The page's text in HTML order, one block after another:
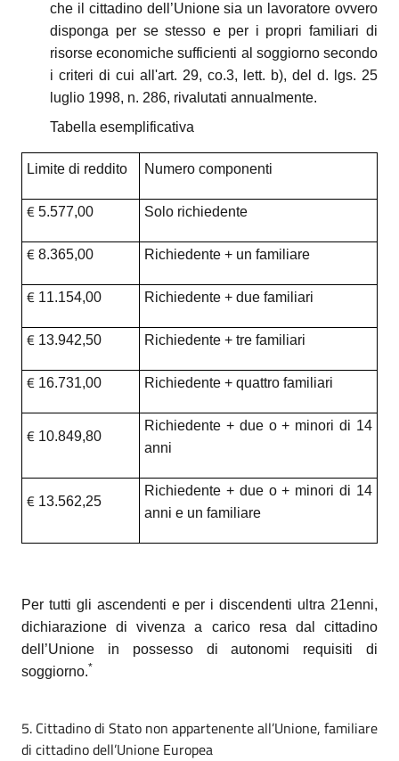
che il cittadino dell’Unione sia un lavoratore ovvero
disponga per se stesso e per i propri familiari di
risorse economiche sufficienti al soggiorno secondo
i criteri di cui all'art. 29, co.3, lett. b), del d. lgs. 25
luglio 1998, n. 286, rivalutati annualmente.
Tabella esemplificativa
Limite di reddito Numero componenti
€ 5.577,00 Solo richiedente
€ 8.365,00 Richiedente + un familiare
€ 11.154,00 Richiedente + due familiari
€ 13.942,50 Richiedente + tre familiari
€ 16.731,00 Richiedente + quattro familiari
€ 10.849,80
Richiedente + due o + minori di 14
anni
€ 13.562,25
Richiedente + due o + minori di 14
anni e un familiare
Per tutti gli ascendenti e per i discendenti ultra 21enni,
dichiarazione di vivenza a carico resa dal cittadino
dell’Unione in possesso di autonomi requisiti di
soggiorno.*
5. Cittadino di Stato non appartenente all’Unione, familiare
di cittadino dell’Unione Europea